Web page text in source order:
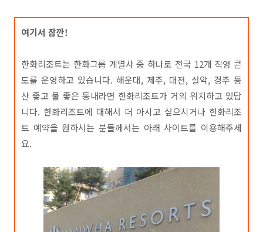
여기서 잠깐!
한화리조트는 한화그룹 계열사 중 하나로 전국 12개 직영 콘
도를 운영하고 있습니다. 해운대, 제주, 대천, 설악, 경주 등
산 좋고 물 좋은 동내라면 한화리조트가 거의 위치하고 있답
니다. 한화리조트에 대해서 더 아시고 싶으시거나 한화리조
트 예약을 원하시는 분들께서는 아래 사이트를 이용해주세
요.